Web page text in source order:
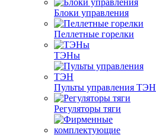
Блоки управления
Пеллетные горелки
ТЭНы
Пульты управления ТЭН
Регуляторы тяги